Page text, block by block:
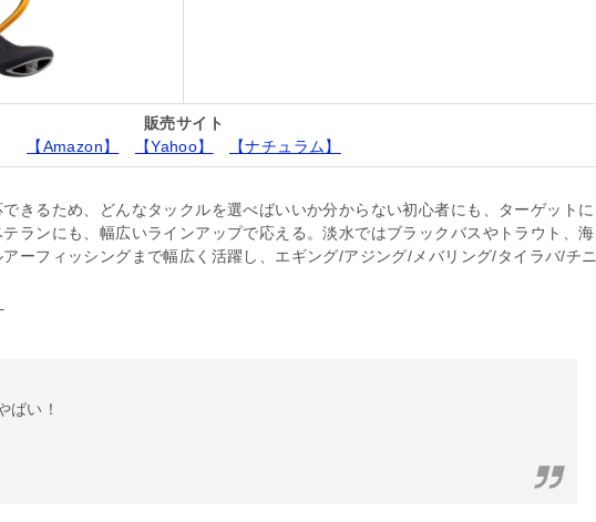
販売サイト
【Amazon】
【Yahoo】 【ナチュラム】
きるため、どんなタックルを選べばいいか分からない初心者にも、ターゲットに
ランにも、幅広いラインアップで応える。淡水ではブラックバスやトラウト、海
ーフィッシングまで幅広く活躍し、エギング/アジング/メバリング/タイラバ/チニ
ばい！